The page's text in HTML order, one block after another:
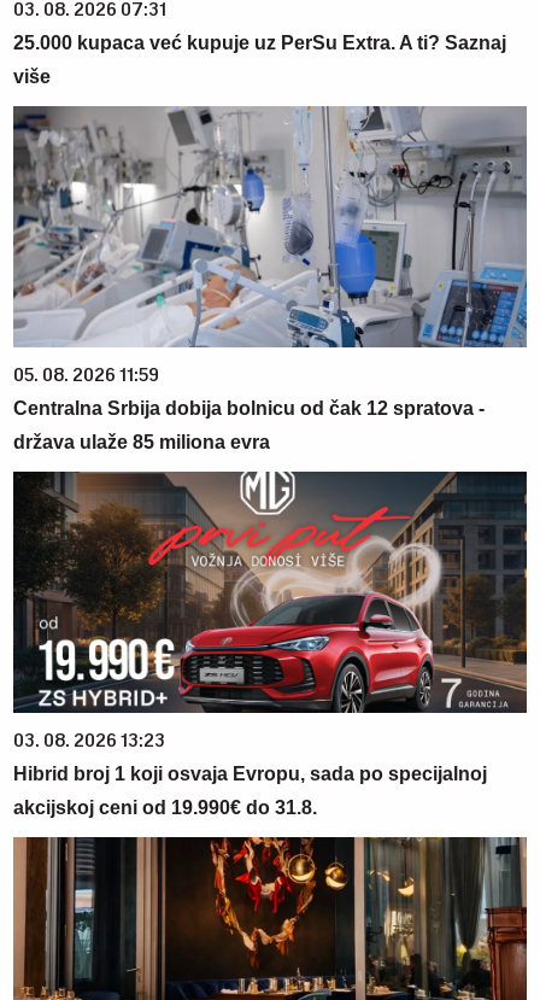
03. 08. 2026 07:31
25.000 kupaca već kupuje uz PerSu Extra. A ti? Saznaj
više
05. 08. 2026 11:59
Centralna Srbija dobija bolnicu od čak 12 spratova -
država ulaže 85 miliona evra
03. 08. 2026 13:23
Hibrid broj 1 koji osvaja Evropu, sada po specijalnoj
akcijskoj ceni od 19.990€ do 31.8.